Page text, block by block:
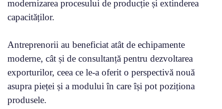
modernizarea procesului de producție și extinderea
capacităților.
Antreprenorii au beneficiat atât de echipamente
moderne, cât și de consultanță pentru dezvoltarea
exporturilor, ceea ce le-a oferit o perspectivă nouă
asupra pieței și a modului în care își pot poziționa
produsele.